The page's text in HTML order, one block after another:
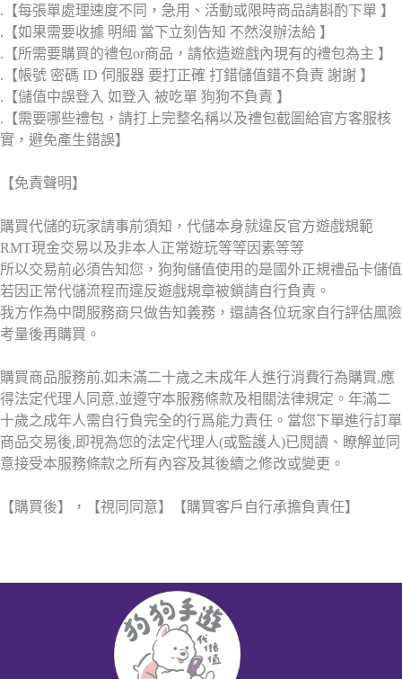
.【每張單處理速度不同，急用、活動或限時商品請斟酌下單 】
.【如果需要收據 明細 當下立刻告知 不然沒辦法給 】
.【所需要購買的禮包or商品，請依造遊戲內現有的禮包為主 】
.【帳號 密碼 ID 伺服器 要打正確 打錯儲值錯不負責 謝謝 】
.【儲值中誤登入 如登入 被吃單 狗狗不負責 】
.【需要哪些禮包，請打上完整名稱以及禮包截圖給官方客服核
實，避免產生錯誤】
【免責聲明】
購買代儲的玩家請事前須知，代儲本身就違反官方遊戲規範
RMT現金交易以及非本人正常遊玩等等因素等等
所以交易前必須告知您，狗狗儲值使用的是國外正規禮品卡儲值
若因正常代儲流程而違反遊戲規章被鎖請自行負責。
我方作為中間服務商只做告知義務，還請各位玩家自行評估風險
考量後再購買。
購買商品服務前,如未滿二十歲之未成年人進行消費行為購買,應
得法定代理人同意,並遵守本服務條款及相關法律規定。年滿二
十歲之成年人需自行負完全的行爲能力責任。當您下單進行訂單
商品交易後,即視為您的法定代理人(或監護人)已閱讀、瞭解並同
意接受本服務條款之所有內容及其後續之修改或變更。
【購買後】，【視同同意】【購買客戶自行承擔負責任】